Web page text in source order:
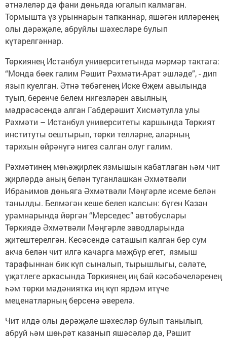
әтнәлеләр дә фани дөньяда югалып калмаган.
Тормышта үз урыннарын тапканнар, яшәгән илләренең
олы дәрәҗәле, абруйлы шәхесләре булып
күтәрелгәннәр.
Төркиянең Истанбул университетында мәрмәр тактага:
“Монда бөек галим Рәшит Рәхмәти-Арат эшләде”, - дип
язып куелган. Әтнә төбәгенең Иске Өҗем авылында
туып, беренче белем нигезләрен авылның
мәдрәсәсендә алган Габдерәшит Хисмәтулла улы
Рәхмәти – Истанбул университеты каршында Төркият
институты оештырып, төрки телләрне, аларның
тарихын өйрәнүгә нигез салган олуг галим.
Рәхмәтинең мөһәҗирлек яз­мы­шын кабатлаган һәм чит
җирләрдә аның белән туганлашкан Әхмәтвәли
Ибраһимов дөньяга Әхмәтвәли Мәңгәрле исеме белән
танылды. Белмәгән кеше белеп калсын: бүген Казан
урамнарында йөргән “Мерседес” автобуслары
Төркиядә Әхмәтвәли Мәңгәрле заводларында
җитештерелгән. Кесәсендә саташып калган бер сум
акча белән чит илгә качарга мәҗбүр егет, язмыш
тарафыннан бик күп сыналып, тырышлыгы, сәләте,
үҗәтлеге аркасында Төркиянең иң бай кәсәбәчеләренең
һәм төрки мәдәнияткә иң күп ярдәм итүче
меценатларның берсенә әверелә.
Чит илдә олы дәрәҗәле шә­хесләр булып танылып,
абруй һәм шөһрәт казанып яшәсәләр дә, Рәшит